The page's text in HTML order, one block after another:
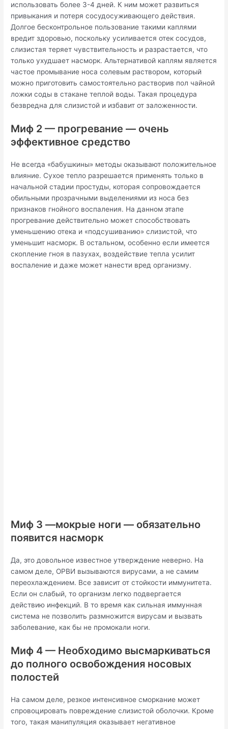
использовать более 3-4 дней. К ним может развиться
привыкания и потеря сосудосуживающего действия.
Долгое бесконтрольное пользование такими каплями
вредит здоровью, поскольку усиливается отек сосудов,
слизистая теряет чувствительность и разрастается, что
только ухудшает насморк. Альтернативой каплям является
частое промывание носа солевым раствором, который
можно приготовить самостоятельно растворив пол чайной
ложки соды в стакане теплой воды. Такая процедура
безвредна для слизистой и избавит от заложенности.
Миф 2 — прогревание — очень
эффективное средство
Не всегда «бабушкины» методы оказывают положительное
влияние. Сухое тепло разрешается применять только в
начальной стадии простуды, которая сопровождается
обильными прозрачными выделениями из носа без
признаков гнойного воспаления. На данном этапе
прогревание действительно может способствовать
уменьшению отека и «подсушиванию» слизистой, что
уменьшит насморк. В остальном, особенно если имеется
скопление гноя в пазухах, воздействие тепла усилит
воспаление и даже может нанести вред организму.
Миф 3 —мокрые ноги — обязательно
появится насморк
Да, это довольное известное утверждение неверно. На
самом деле, ОРВИ вызываются вирусами, а не самим
переохлаждением. Все зависит от стойкости иммунитета.
Если он слабый, то организм легко подвергается
действию инфекций. В то время как сильная иммунная
система не позволить размножится вирусам и вызвать
заболевание, как бы не промокали ноги.
Миф 4 — Необходимо высмаркиваться
до полного освобождения носовых
полостей
На самом деле, резкое интенсивное сморкание может
спровоцировать повреждение слизистой оболочки. Кроме
того, такая манипуляция оказывает негативное